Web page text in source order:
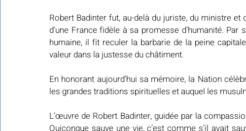
Les Mots Voyageurs
Robert Badinter fut, au-delà du juriste, du ministre
d’une France fidèle à sa promesse d’humanité.
humaine, il fit reculer la barbarie de la peine
valeur dans la justesse du châtiment.
En honorant aujourd’hui sa mémoire, la Nation
les grandes traditions spirituelles et auquel les
L’œuvre de Robert Badinter, guidée par la
Quiconque sauve une vie, c’est comme s’il avait